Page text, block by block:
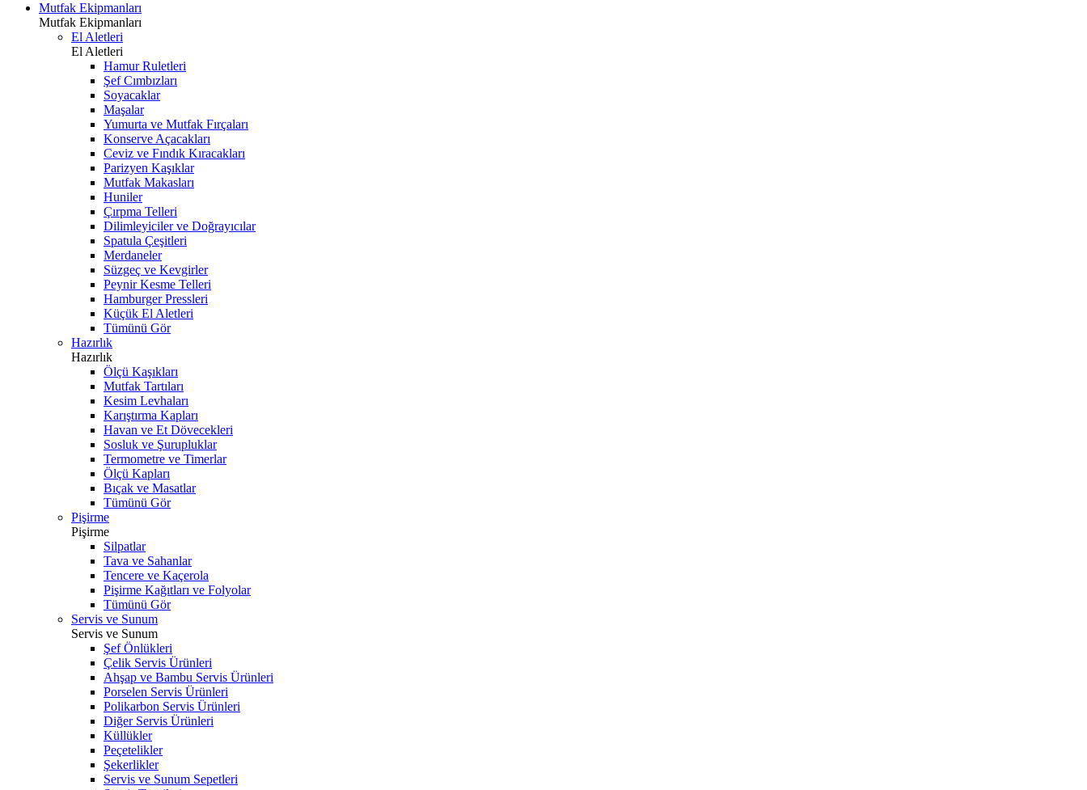
Mutfak Ekipmanları
Mutfak Ekipmanları
El Aletleri
El Aletleri
Hamur Ruletleri
Şef Cımbızları
Soyacaklar
Maşalar
Yumurta ve Mutfak Fırçaları
Konserve Açacakları
Ceviz ve Fındık Kıracakları
Parizyen Kaşıklar
Mutfak Makasları
Huniler
Çırpma Telleri
Dilimleyiciler ve Doğrayıcılar
Spatula Çeşitleri
Merdaneler
Süzgeç ve Kevgirler
Peynir Kesme Telleri
Hamburger Pressleri
Küçük El Aletleri
Tümünü Gör
Hazırlık
Hazırlık
Ölçü Kaşıkları
Mutfak Tartıları
Kesim Levhaları
Karıştırma Kapları
Havan ve Et Dövecekleri
Sosluk ve Şurupluklar
Termometre ve Timerlar
Ölçü Kapları
Bıçak ve Masatlar
Tümünü Gör
Pişirme
Pişirme
Silpatlar
Tava ve Sahanlar
Tencere ve Kaçerola
Pişirme Kağıtları ve Folyolar
Tümünü Gör
Servis ve Sunum
Servis ve Sunum
Şef Önlükleri
Çelik Servis Ürünleri
Ahşap ve Bambu Servis Ürünleri
Porselen Servis Ürünleri
Polikarbon Servis Ürünleri
Diğer Servis Ürünleri
Küllükler
Peçetelikler
Şekerlikler
Servis ve Sunum Sepetleri